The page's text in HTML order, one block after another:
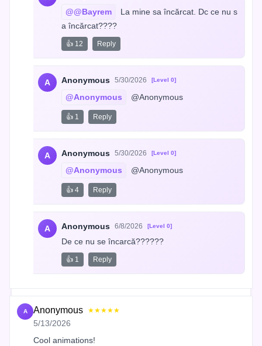
@@Bayrem
La mine sa încărcat. Dc ce nu s
a încărcat????
👍 12 Reply
A Anonymous 5/30/2026 [Level 0]
@Anonymous @Anonymous
👍 1 Reply
A Anonymous 5/30/2026 [Level 0]
@Anonymous @Anonymous
👍 4 Reply
A Anonymous 6/8/2026 [Level 0]
De ce nu se încarcă??????
👍 1 Reply
A Anonymous ★★★★★
5/13/2026
Cool animations!